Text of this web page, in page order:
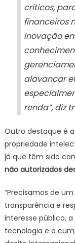
críticos,
financeiros
inovação
alavancar
renda”, diz
Outro destaque é
propriedade
já que têm sido
não autorizados
“Precisamos de
transparência e
interesse público,
tecnologia e o